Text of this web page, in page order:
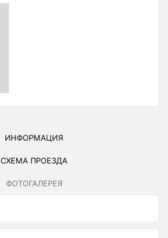
ИНФОРМАЦИЯ
СХЕМА ПРОЕЗДА
ФОТОГАЛЕРЕЯ